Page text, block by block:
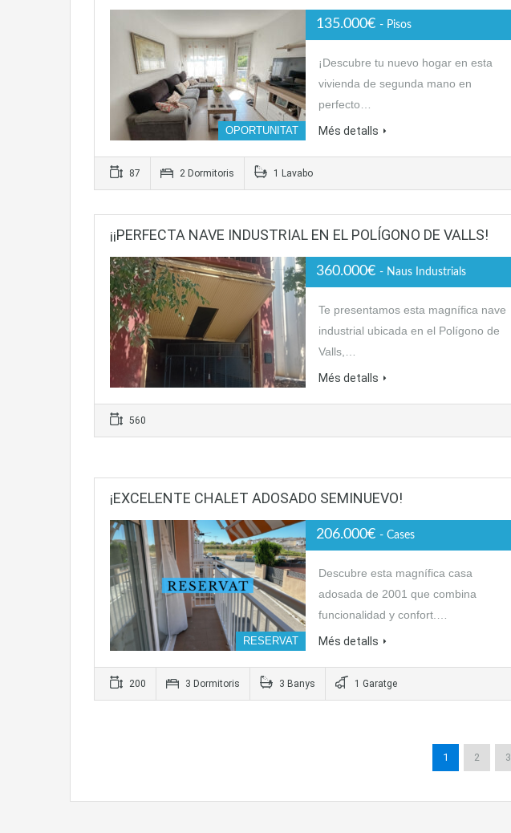
OPORTUNITAT
135.000€- Pisos
¡Descubre tu nuevo hogar en esta
vivienda de segunda mano en
perfecto…
Més detalls
87 2 Dormitoris 1 Lavabo
¡¡PERFECTA NAVE INDUSTRIAL EN EL POLÍGONO DE VALLS!
360.000€- Naus Industrials
Te presentamos esta magnífica nave
industrial ubicada en el Polígono de
Valls,…
Més detalls
560
¡EXCELENTE CHALET ADOSADO SEMINUEVO!
RESERVAT
206.000€- Cases
Descubre esta magnífica casa
adosada de 2001 que combina
funcionalidad y confort.…
Més detalls
200 3 Dormitoris 3 Banys 1 Garatge
1 2 3